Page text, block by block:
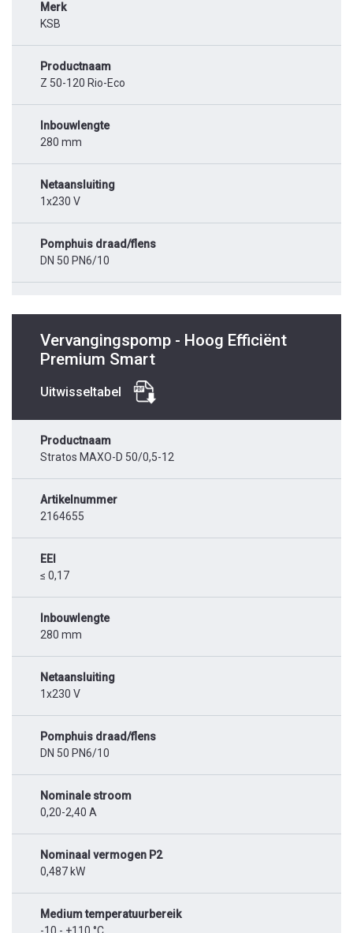
Merk
KSB
Productnaam
Z 50-120 Rio-Eco
Inbouwlengte
280 mm
Netaansluiting
1x230 V
Pomphuis draad/flens
DN 50 PN6/10
Vervangingspomp - Hoog Efficiënt
Premium Smart
Uitwisseltabel
Productnaam
Stratos MAXO-D 50/0,5-12
Artikelnummer
2164655
EEI
≤ 0,17
Inbouwlengte
280 mm
Netaansluiting
1x230 V
Pomphuis draad/flens
DN 50 PN6/10
Nominale stroom
0,20-2,40 A
Nominaal vermogen P2
0,487 kW
Medium temperatuurbereik